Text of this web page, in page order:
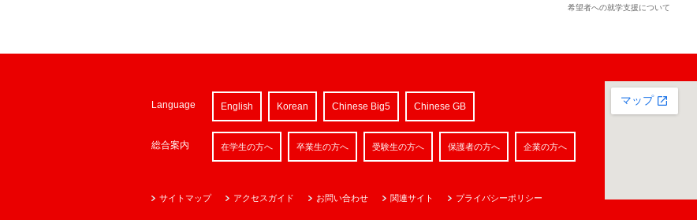
希望者への就学支援について
Language English Korean Chinese Big5 Chinese GB
総合案内 在学生の方へ 卒業生の方へ 受験生の方へ 保護者の方へ 企業の方へ
サイトマップ アクセスガイド お問い合わせ 関連サイト プライバシーポリシー